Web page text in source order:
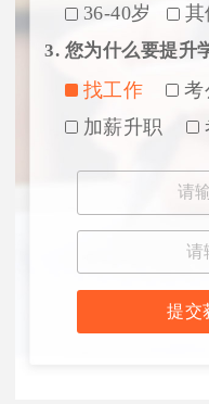
36-40岁
其
3. 您为什么要提升
找工作 考
加薪升职
提交